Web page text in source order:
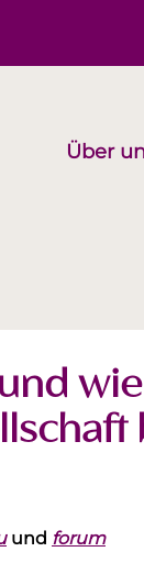
Über
und forum